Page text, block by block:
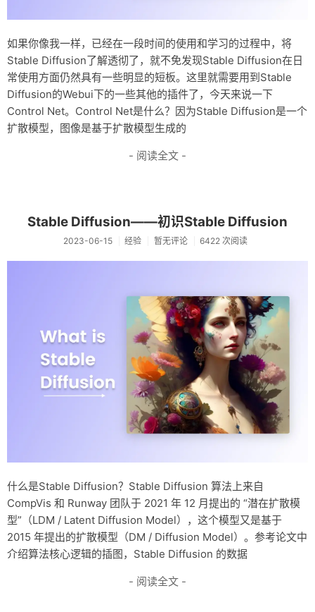
如果你像我一样，已经在一段时间的使用和学习的过程中，将
Stable Diffusion了解透彻了，就不免发现Stable Diffusion在日
常使用方面仍然具有一些明显的短板。这里就需要用到Stable
Diffusion的Webui下的一些其他的插件了，今天来说一下
Control Net。Control Net是什么？因为Stable Diffusion是一个
扩散模型，图像是基于扩散模型生成的
- 阅读全文 -
Stable Diffusion——初识Stable Diffusion
2023-06-15 经验 暂无评论 6422 次阅读
什么是Stable Diffusion？Stable Diffusion 算法上来自
CompVis 和 Runway 团队于 2021 年 12 月提出的 “潜在扩散模
型”（LDM / Latent Diffusion Model），这个模型又是基于
2015 年提出的扩散模型（DM / Diffusion Model）。参考论文中
介绍算法核心逻辑的插图，Stable Diffusion 的数据
- 阅读全文 -